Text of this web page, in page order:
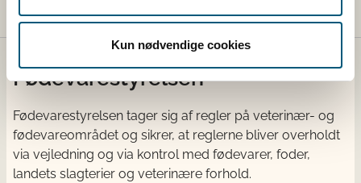
Kun nødvendige cookies
Fødevarestyrelsen
Fødevarestyrelsen tager sig af regler på veterinær- og
fødevareområdet og sikrer, at reglerne bliver overholdt
via vejledning og via kontrol med fødevarer, foder,
landets slagterier og veterinære forhold.